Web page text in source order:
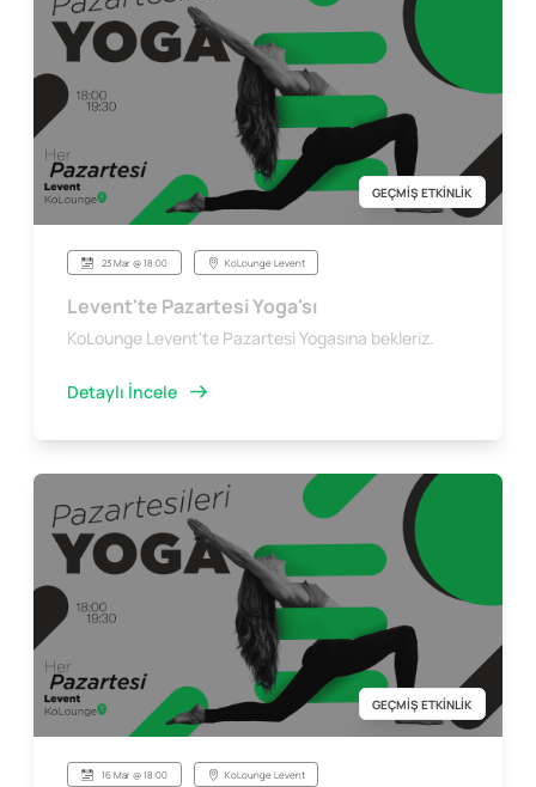
GEÇMİŞ ETKİNLİK
23 Mar @ 18:00 KoLounge Levent
Levent'te Pazartesi Yoga'sı
KoLounge Levent'te Pazartesi Yogasına bekleriz.
Detaylı İncele
GEÇMİŞ ETKİNLİK
16 Mar @ 18:00 KoLounge Levent